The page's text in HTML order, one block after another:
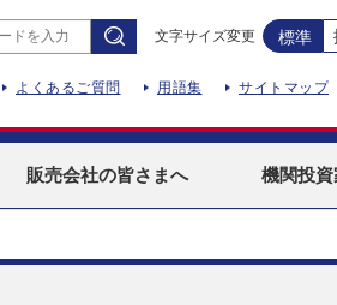
文字サイズ変更 標準
よくあるご質問 用語集 サイトマップ
販売会社の皆さまへ 機関投資